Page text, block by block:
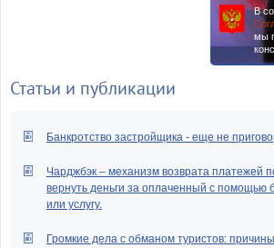
В
мы
Статьи и публикации
Банкротство застройщика - еще не
Чарджбэк – механизм возврата платежей
вернуть деньги за оплаченный с помощью
или услугу.
Громкие дела с обманом туристов: